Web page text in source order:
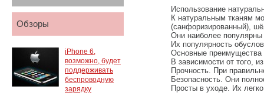
Использование
К натуральным тканям
(санфоризированный),
Они наиболее популярны
Их популярность
Основные преимущества
В зависимости от того,
Прочность. При
Безопасность. Они
Просты в уходе. Их
Обзоры
iPhone 6,
возможно, будет
поддерживать
беспроводную
зарядку